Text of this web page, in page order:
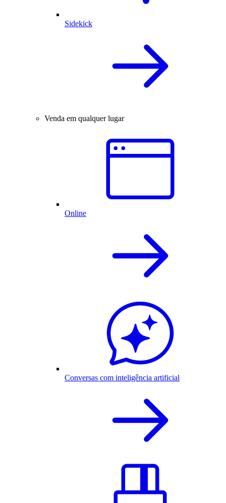
Sidekick
Venda em qualquer lugar
Online
Conversas com inteligência artificial